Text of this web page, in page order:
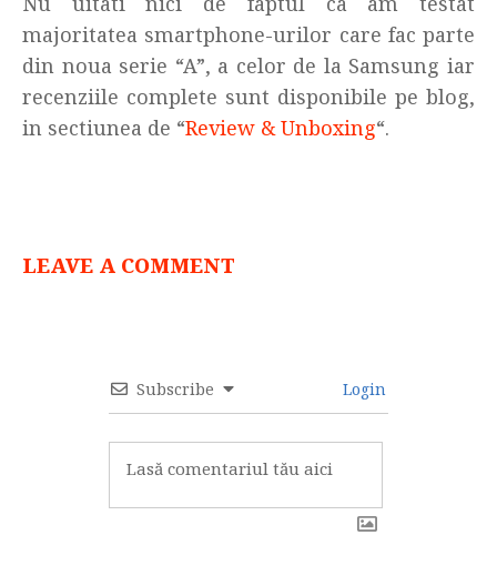
majoritatea smartphone-urilor care fac parte
din noua serie “A”, a celor de la Samsung iar
recenziile complete sunt disponibile pe blog,
in sectiunea de “Review & Unboxing“.
LEAVE A COMMENT
Subscribe Login